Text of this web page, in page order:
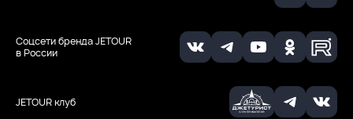
JETOUR клуб
Соцсети бренда JETOUR
в России